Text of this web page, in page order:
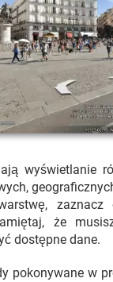
wyświetlanie
że
dostępne dane.
pokonywane w